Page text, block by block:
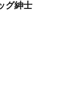
グ紳士